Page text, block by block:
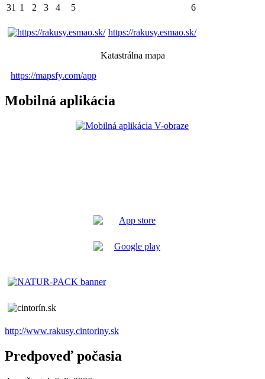
31 1 2 3 4 5 6
https://rakusy.esmao.sk/
Katastrálna mapa
https://mapsfy.com/app
Mobilná aplikácia
http://www.rakusy.cintoriny.sk
Predpoveď počasia